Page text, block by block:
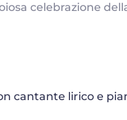
celebrazione
cantante lirico e